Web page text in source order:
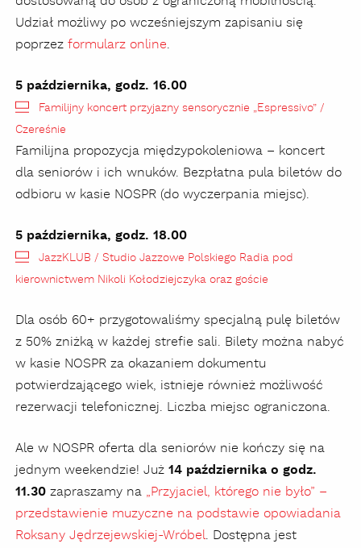
Udział możliwy po wcześniejszym zapisaniu się
poprzez formularz online.
5 października, godz. 16.00
Familijny koncert przyjazny sensorycznie „Espressivo” /
Czereśnie
Familijna propozycja międzypokoleniowa – koncert
dla seniorów i ich wnuków. Bezpłatna pula biletów do
odbioru w kasie NOSPR (do wyczerpania miejsc).
5 października, godz. 18.00
JazzKLUB / Studio Jazzowe Polskiego Radia pod
kierownictwem Nikoli Kołodziejczyka oraz goście
Dla osób 60+ przygotowaliśmy specjalną pulę biletów
z 50% zniżką w każdej strefie sali. Bilety można nabyć
w kasie NOSPR za okazaniem dokumentu
potwierdzającego wiek, istnieje również możliwość
rezerwacji telefonicznej. Liczba miejsc ograniczona.
Ale w NOSPR oferta dla seniorów nie kończy się na
jednym weekendzie! Już 14 października o godz.
11.30 zapraszamy na „Przyjaciel, którego nie było” –
przedstawienie muzyczne na podstawie opowiadania
Roksany Jędrzejewskiej-Wróbel. Dostępna jest